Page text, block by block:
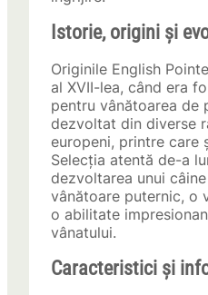
Istorie, origini și
Originile English
al XVII-lea, când era
pentru vânătoarea de
dezvoltat din diverse
europeni, printre care
Selecția atentă de-a
dezvoltarea unui
vânătoare puternic, o
o abilitate
vânatului.
Caracteristici și